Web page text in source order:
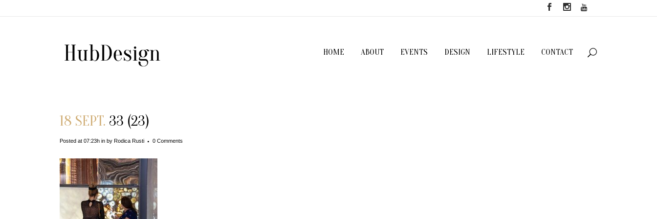
HOME ABOUT EVENTS DESIGN LIFESTYLE CONTACT
18 SEPT. 33 (23)
Posted at 07:23h in by Rodica Rusti 0 Comments